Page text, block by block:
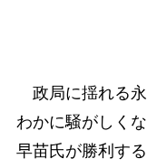
政局に揺れる
わかに騒がしく
早苗氏が勝利す